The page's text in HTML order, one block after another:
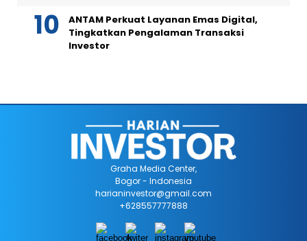
ANTAM Perkuat Layanan Emas Digital,
Tingkatkan Pengalaman Transaksi
Investor
Graha Media Center,
Bogor - Indonesia
harianinvestor@gmail.com
+628557777888